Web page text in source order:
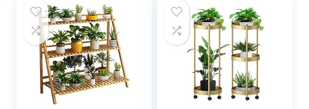
plantenstandaard,
plantenrek voor
binnen en buiten,
tuin, balkon,